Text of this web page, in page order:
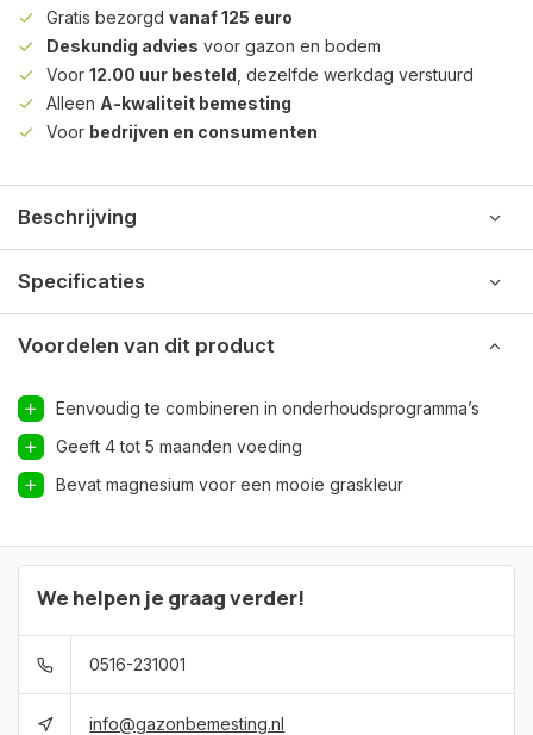
Gratis bezorgd vanaf 125 euro
Deskundig advies voor gazon en bodem
Voor 12.00 uur besteld , dezelfde werkdag verstuurd
Alleen A-kwaliteit bemesting
Voor bedrijven en consumenten
Beschrijving
Specificaties
Voordelen van dit product
Eenvoudig te combineren in onderhoudsprogramma’s
Geeft 4 tot 5 maanden voeding
Bevat magnesium voor een mooie graskleur
We helpen je graag verder!
0516-231001
info@gazonbemesting.nl